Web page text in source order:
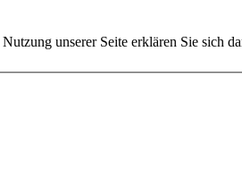
unserer Seite erklären Sie sich